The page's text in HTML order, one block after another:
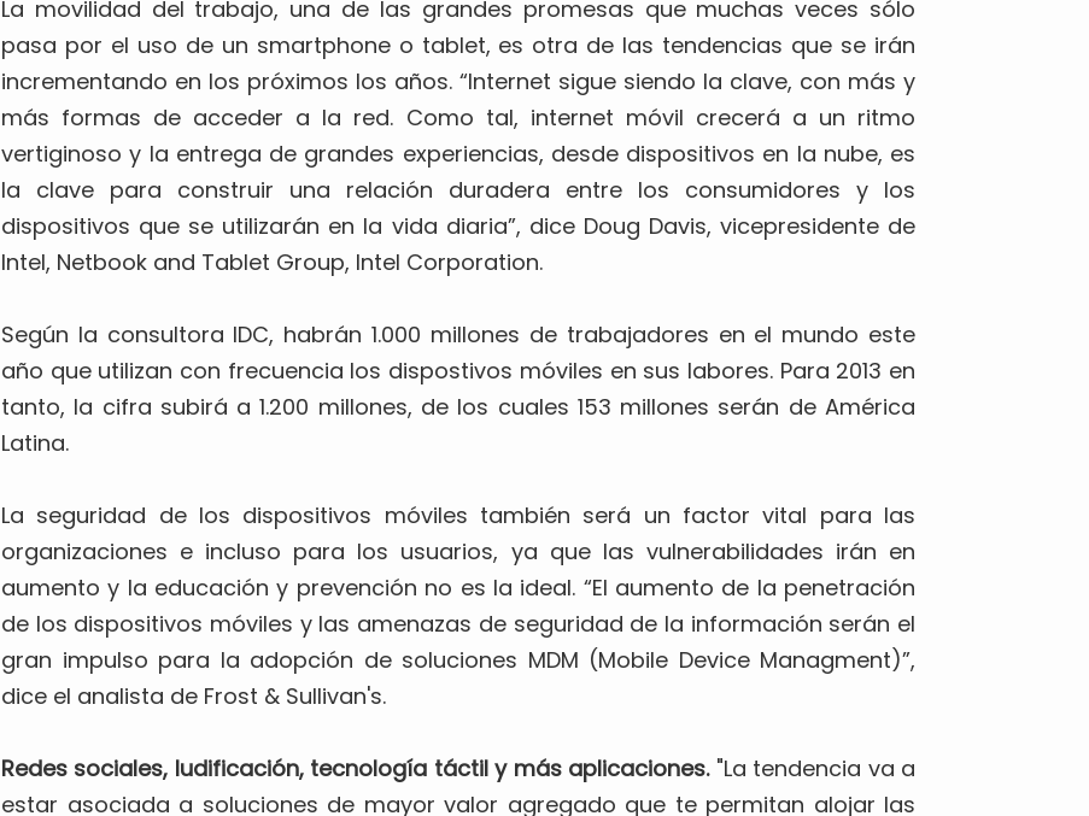
La movilidad del trabajo, una de las grandes promesas que muchas veces sólo
pasa por el uso de un smartphone o tablet, es otra de las tendencias que se irán
incrementando en los próximos los años. “Internet sigue siendo la clave, con más y
más formas de acceder a la red. Como tal, internet móvil crecerá a un ritmo
vertiginoso y la entrega de grandes experiencias, desde dispositivos en la nube, es
la clave para construir una relación duradera entre los consumidores y los
dispositivos que se utilizarán en la vida diaria”, dice Doug Davis, vicepresidente de
Intel, Netbook and Tablet Group, Intel Corporation.
Según la consultora IDC, habrán 1.000 millones de trabajadores en el mundo este
año que utilizan con frecuencia los dispostivos móviles en sus labores. Para 2013 en
tanto, la cifra subirá a 1.200 millones, de los cuales 153 millones serán de América
Latina.
La seguridad de los dispositivos móviles también será un factor vital para las
organizaciones e incluso para los usuarios, ya que las vulnerabilidades irán en
aumento y la educación y prevención no es la ideal. “El aumento de la penetración
de los dispositivos móviles y las amenazas de seguridad de la información serán el
gran impulso para la adopción de soluciones MDM (Mobile Device Managment)”,
dice el analista de Frost & Sullivan's.
Redes sociales, ludificación, tecnología táctil y más aplicaciones."La tendencia va a
estar asociada a soluciones de mayor valor agregado que te permitan alojar las